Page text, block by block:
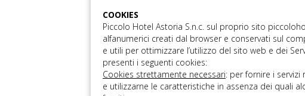
COOKIES
Piccolo Hotel Astoria S.n.c. sul proprio sito
alfanumerici creati dal browser e conservati sul
e utili per ottimizzare l’utilizzo del sito web e dei
presenti i seguenti cookies:
Cookies strettamente necessari: per fornire i servizi
e utilizzarne le caratteristiche in assenza dei quali